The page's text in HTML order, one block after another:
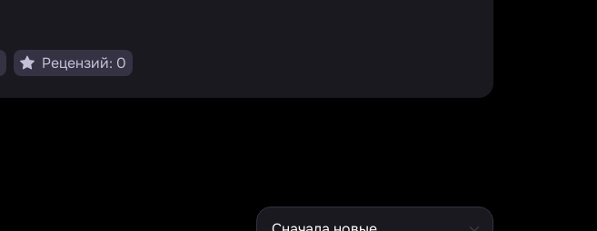
Рецензий: 0